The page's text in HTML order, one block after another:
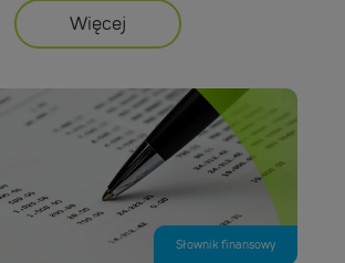
Więcej
Słownik finansowy